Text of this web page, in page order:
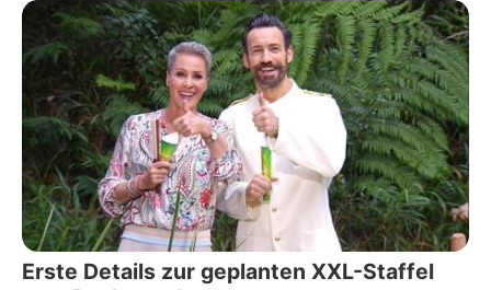
Erste Details zur geplanten XXL-Staffel